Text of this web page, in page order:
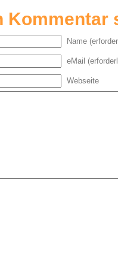
Kommentar
Name
eMail
Webseite